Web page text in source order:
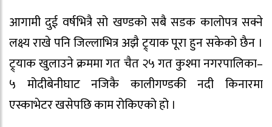
आगामी दुई वर्षभित्रै सो खण्डको सबै सडक कालोपत्र सक्ने
लक्ष्य राखे पनि जिल्लाभित्र अझै ट्र्याक पूरा हुन सकेको छैन ।
ट्र्याक खुलाउने क्रममा गत चैत २५ गत कुश्मा नगरपालिका–
५ मोदीबेनीघाट नजिकै कालीगण्डकी नदी किनारमा
एस्काभेटर खसेपछि काम रोकिएको हो ।